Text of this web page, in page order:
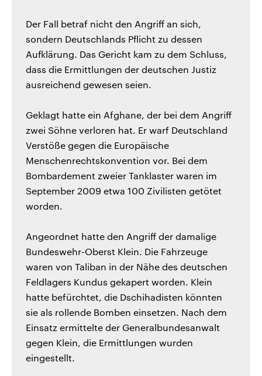
Der Fall betraf nicht den Angriff an sich,
sondern Deutschlands Pflicht zu dessen
Aufklärung. Das Gericht kam zu dem Schluss,
dass die Ermittlungen der deutschen Justiz
ausreichend gewesen seien.
Geklagt hatte ein Afghane, der bei dem Angriff
zwei Söhne verloren hat. Er warf Deutschland
Verstöße gegen die Europäische
Menschenrechtskonvention vor. Bei dem
Bombardement zweier Tanklaster waren im
September 2009 etwa 100 Zivilisten getötet
worden.
Angeordnet hatte den Angriff der damalige
Bundeswehr-Oberst Klein. Die Fahrzeuge
waren von Taliban in der Nähe des deutschen
Feldlagers Kundus gekapert worden. Klein
hatte befürchtet, die Dschihadisten könnten
sie als rollende Bomben einsetzen. Nach dem
Einsatz ermittelte der Generalbundesanwalt
gegen Klein, die Ermittlungen wurden
eingestellt.